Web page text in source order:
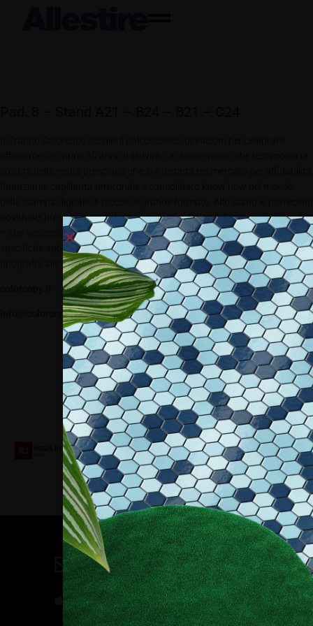
novità dei prestigiosi brand rappresentati – Roland, Brother, Xerox e Liyu
– che verranno presentate simulando vere e proprie filiere produttive per
specifiche applicazioni rivolte ad un target che spazia dalla piccola
tipografia alle industrie dei più disparati comparti.
info@colorcopy.it
Collaboriamo con
Contatti
direzione@allestire.online
0471 366087